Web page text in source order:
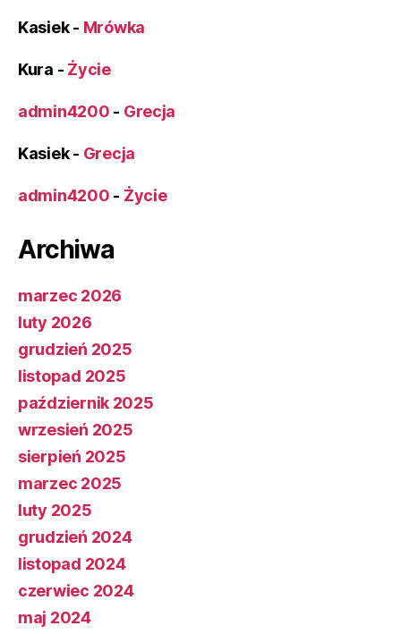
Kasiek- Mrówka
Kura - Życie
admin4200 - Grecja
Kasiek- Grecja
admin4200 - Życie
Archiwa
marzec 2026
luty 2026
grudzień 2025
listopad 2025
październik 2025
wrzesień 2025
sierpień 2025
marzec 2025
luty 2025
grudzień 2024
listopad 2024
czerwiec 2024
maj 2024